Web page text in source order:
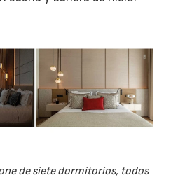
de siete dormitorios, todos